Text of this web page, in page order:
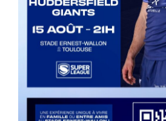
Fin de l’aventure Olympienne pour
6 août 2026